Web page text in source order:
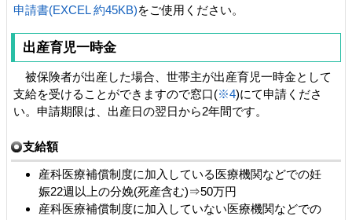
申請書(EXCEL 約45KB)をご使用ください。
出産育児一時金
被保険者が出産した場合、世帯主が出産育児一時金として
支給を受けることができますので窓口(※4)にて申請くださ
い。申請期限は、出産日の翌日から2年間です。
支給額
産科医療補償制度に加入している医療機関などでの妊
娠22週以上の分娩(死産含む)⇒50万円
産科医療補償制度に加入していない医療機関などでの